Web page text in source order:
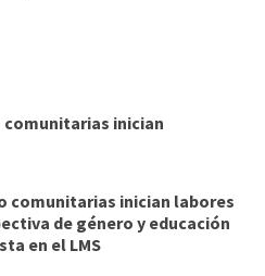
comunitarias inician
comunitarias inician labores
de género y educación
en el LMS